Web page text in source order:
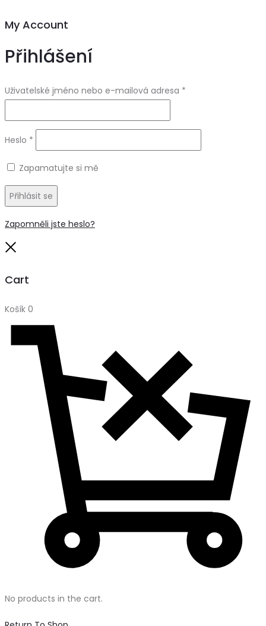
My Account
Přihlášení
Uživatelské jméno nebo e-mailová adresa *
Heslo *
Zapamatujte si mě
Přihlásit se
Zapomněli jste heslo?
Cart
Košík 0
No products in the cart.